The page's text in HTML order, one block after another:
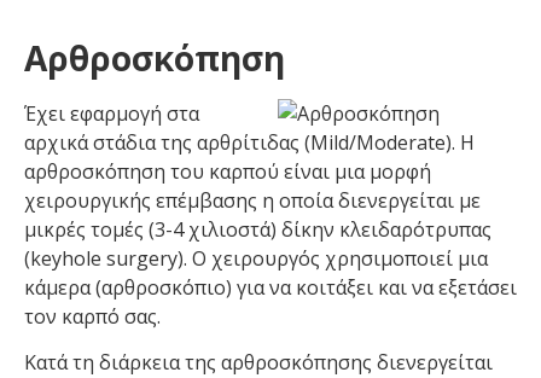
Αρθροσκόπηση
Έχει εφαρμογή στα
αρχικά στάδια της αρθρίτιδας (Mild/Moderate). Η
αρθροσκόπηση του καρπού είναι μια μορφή
χειρουργικής επέμβασης η οποία διενεργείται με
μικρές τομές (3-4 χιλιοστά) δίκην κλειδαρότρυπας
(keyhole surgery). Ο χειρουργός χρησιμοποιεί μια
κάμερα (αρθροσκόπιο) για να κοιτάξει και να εξετάσει
τον καρπό σας.
Κατά τη διάρκεια της αρθροσκόπησης διενεργείται